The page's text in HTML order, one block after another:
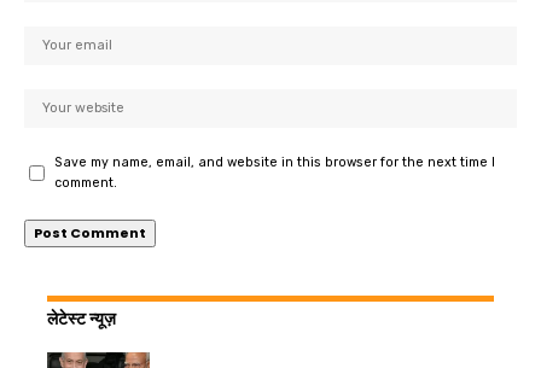
Save my name, email, and website in this browser for the next time I
comment.
लेटेस्ट न्यूज़